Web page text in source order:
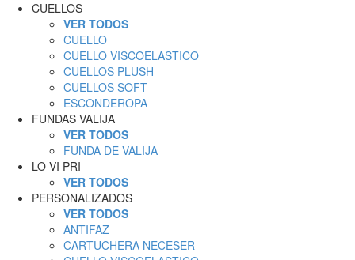
CUELLOS
VER TODOS
CUELLO
CUELLO VISCOELASTICO
CUELLOS PLUSH
CUELLOS SOFT
ESCONDEROPA
FUNDAS VALIJA
VER TODOS
FUNDA DE VALIJA
LO VI PRI
VER TODOS
PERSONALIZADOS
VER TODOS
ANTIFAZ
CARTUCHERA NECESER